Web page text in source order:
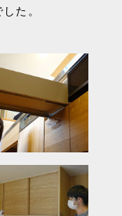
た。